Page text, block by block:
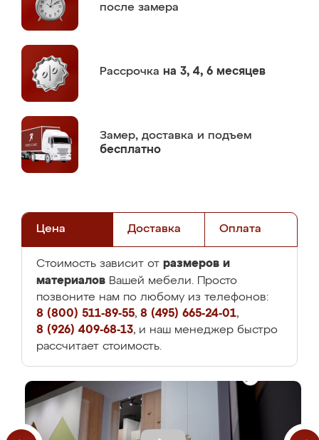
после замера
Рассрочка на 3, 4, 6 месяцев
Замер, доставка и подъем
бесплатно
Цена Доставка Оплата
Стоимость зависит от размеров и
материалов Вашей мебели. Просто
позвоните нам по любому из телефонов:
8 (800) 511-89-55, 8 (495) 665-24-01,
8 (926) 409-68-13, и наш менеджер быстро
рассчитает стоимость.